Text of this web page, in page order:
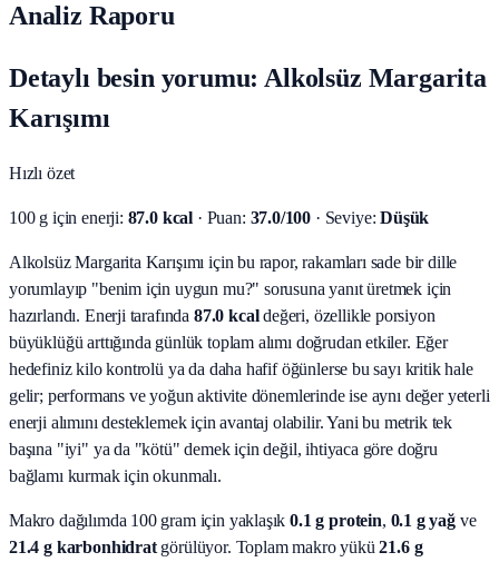
Analiz Raporu
Detaylı besin yorumu: Alkolsüz Margarita
Karışımı
Hızlı özet
100 g için enerji: 87.0 kcal · Puan: 37.0/100 · Seviye: Düşük
Alkolsüz Margarita Karışımı için bu rapor, rakamları sade bir dille
yorumlayıp "benim için uygun mu?" sorusuna yanıt üretmek için
hazırlandı. Enerji tarafında 87.0 kcaldeğeri, özellikle porsiyon
büyüklüğü arttığında günlük toplam alımı doğrudan etkiler. Eğer
hedefiniz kilo kontrolü ya da daha hafif öğünlerse bu sayı kritik hale
gelir; performans ve yoğun aktivite dönemlerinde ise aynı değer yeterli
enerji alımını desteklemek için avantaj olabilir. Yani bu metrik tek
başına "iyi" ya da "kötü" demek için değil, ihtiyaca göre doğru
bağlamı kurmak için okunmalı.
Makro dağılımda 100 gram için yaklaşık0.1 g protein, 0.1 g yağve
21.4 g karbonhidratgörülüyor. Toplam makro yükü21.6g